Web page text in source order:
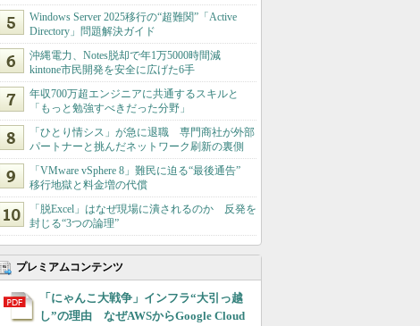
Windows Server 2025移行の“超難関”「Active
Directory」問題解決ガイド
沖縄電力、Notes脱却で年1万5000時間減
kintone市民開発を安全に広げた6手
年収700万超エンジニアに共通するスキルと
「もっと勉強すべきだった分野」
「ひとり情シス」が急に退職 専門商社が外部
パートナーと挑んだネットワーク刷新の裏側
「VMware vSphere 8」難民に迫る“最後通告”
移行地獄と料金増の代償
「脱Excel」はなぜ現場に潰されるのか 反発を
封じる“3つの論理”
プレミアムコンテンツ
「にゃんこ大戦争」インフラ“大引っ越
し”の理由 なぜAWSからGoogle Cloud